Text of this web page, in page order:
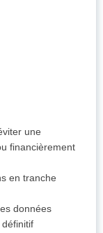
une
financièrement
en tranche
données